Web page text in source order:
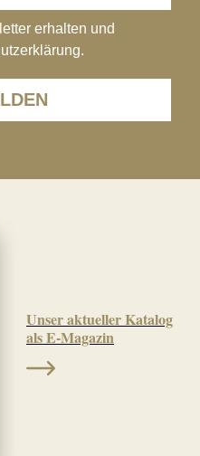
erhalten und
Unser aktueller Katalog
als E-Magazin